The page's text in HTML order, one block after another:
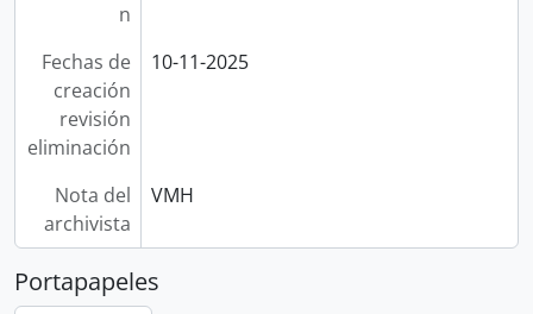
n
Fechas de
creación
revisión
eliminación
10-11-2025
Nota del
archivista
VMH
Portapapeles